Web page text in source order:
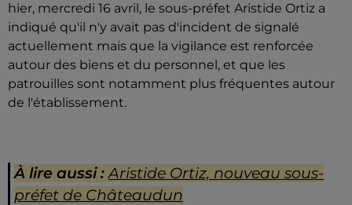
hier, mercredi 16 avril, le sous-préfet Aristide Ortiz a
indiqué qu'il n'y avait pas d'incident de signalé
actuellement mais que la vigilance est renforcée
autour des biens et du personnel, et que les
patrouilles sont notamment plus fréquentes autour
de l'établissement.
À lire aussi : Aristide Ortiz, nouveau sous-
préfet de Châteaudun